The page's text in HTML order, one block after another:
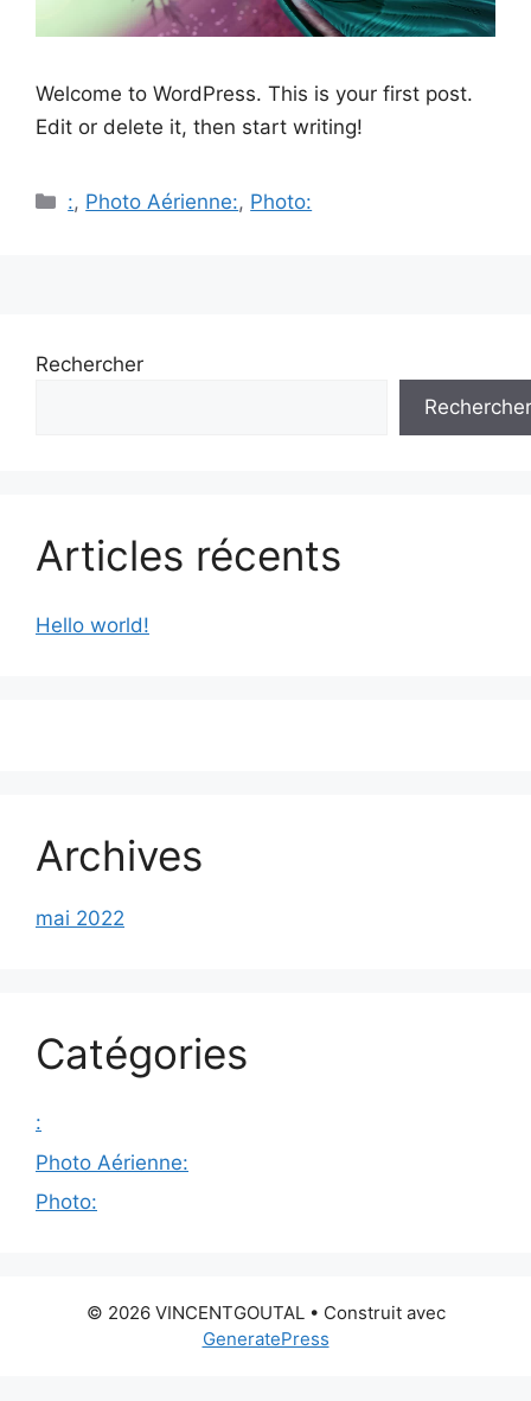
Welcome to WordPress. This is your first post.
Edit or delete it, then start writing!
Catégories
:, Photo Aérienne:, Photo:
Rechercher
Rechercher
Articles récents
Hello world!
Archives
mai 2022
Catégories
:
Photo Aérienne:
Photo:
© 2026 VINCENTGOUTAL• Construit avec
GeneratePress